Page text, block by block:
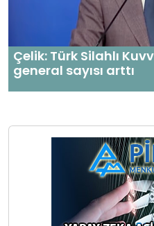
Çelik: Türk Silahlı
general sayısı arttı